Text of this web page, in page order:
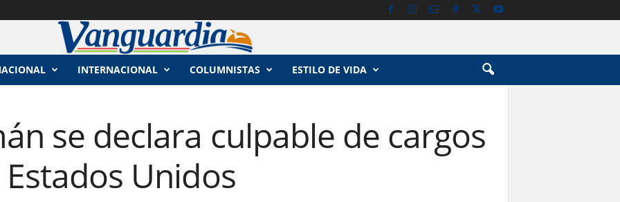
INTERNACIONAL COLUMNISTAS ESTILO DE VIDA
se declara culpable de cargos
Unidos